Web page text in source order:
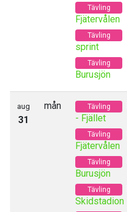
Tävling
Fjätervålen
Tävling
sprint
Tävling
Burusjön
aug
31
mån Tävling
- Fjället
Tävling
Fjätervålen
Tävling
Burusjön
Tävling
Skidstadion